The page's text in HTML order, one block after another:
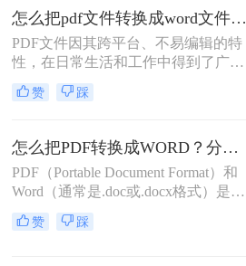
Word文档。那么电脑pdf怎么转换成
word呢？本文将为您介绍三种在电脑
上将PDF转换成Word的实用方法，帮
助您轻松应对不同场景下的文件格式
转换需求。
怎么把pdf文件转换成word文件？介绍三种简单易用的方法！
PDF文件因其跨平台、不易编辑的特
性，在日常生活和工作中得到了广泛
应用。然而，有时我们可能需要对
PDF文件进行编辑或修改，这就需要
pdf文件转换成word文件呢？本文将介
绍四种将PDF文件转换成Word文件的
实用方法，帮助您轻松实现这一目
标。
赞 踩
怎么把PDF转换成WORD？分享三个好用的方法！
PDF（Portable Document Format）和
Word（通常是.doc或.docx格式）是两
种非常常见的文档格式，它们各自具
有独特的优势。PDF文件稳定且易于
赞 踩